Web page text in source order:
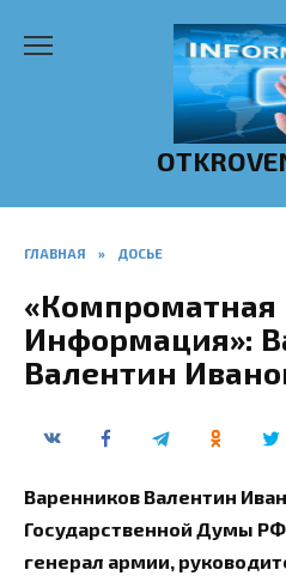
ГЛАВНАЯ » ДОСЬЕ
«Компроматная
Информация»:
Валентин
Варенников Валентин
Государственной Думы
генерал армии,